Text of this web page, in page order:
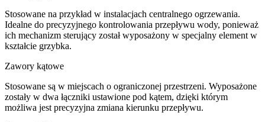
Stosowane na przykład w instalacjach centralnego ogrzewania.
Idealne do precyzyjnego kontrolowania przepływu wody, ponieważ
ich mechanizm sterujący został wyposażony w specjalny element w
kształcie grzybka.
Zawory kątowe
Stosowane są w miejscach o ograniczonej przestrzeni. Wyposażone
zostały w dwa łączniki ustawione pod kątem, dzięki którym
możliwa jest precyzyjna zmiana kierunku przepływu.